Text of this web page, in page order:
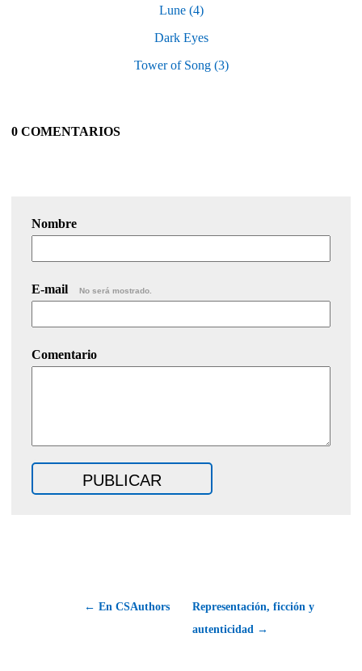
Lune (4)
Dark Eyes
Tower of Song (3)
0 COMENTARIOS
Nombre
E-mail No será mostrado.
Comentario
← En CSAuthors
Representación, ficción y
autenticidad →